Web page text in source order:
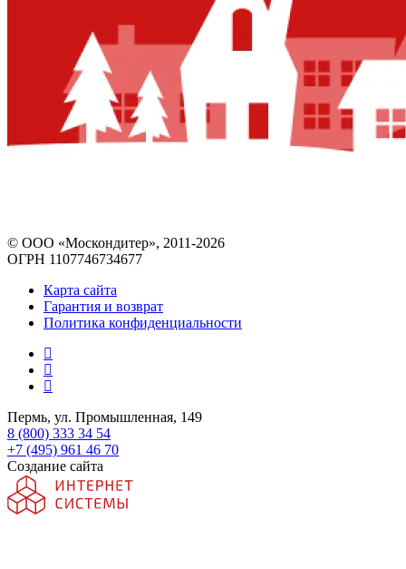
© ООО «Москондитер», 2011-2026
ОГРН 1107746734677
Карта сайта
Гарантия и возврат
Политика конфиденциальности
Пермь, ул. Промышленная, 149
8 (800) 333 34 54
+7 (495) 961 46 70
Создание сайта